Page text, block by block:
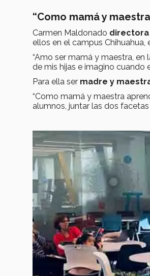
“Como mamá y
Carmen Maldonado directora
ellos en el campus Chihuahua,
“Amo ser mamá y maestra,
de mis hijas e imagino cuando
Para ella ser madre y
“Como mamá y maestra
alumnos, juntar las dos